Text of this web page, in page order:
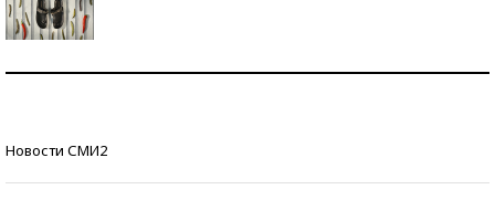
Новости СМИ2